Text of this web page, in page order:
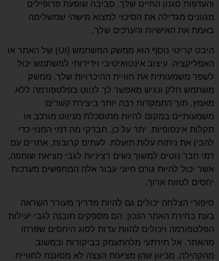
והעדפות סגנון החיים שלך. סביבה שופעת פרופילים
מגוונים מגדילה את הסיכוי למצוא מישהי שמשלימה
באמת את האישיות והערכים שלך.
היבט קריטי נוסף הוא ממשק המשתמש (UI) של האתר או
האפליקציה. עיצוב אינטואיטיבי וידידותי למשתמש יכול
לשפר משמעותית את חוויית ההיכרויות שלך. ממשק
משתמש חלק ונגיש מאפשר לך לנווט בפלטפורמה ללא
מאמץ, תוך התמקדות רבה יותר ביצירת קשרים
משמעותיים במקום להיות מתוסכלת מניווט מורכב או
תקלות אינסופיות. יתר על כן, תבדקי מה דמי המנוי כדי
להבין את ניתוח עלות תועלת. לעתים קרובות, אתרים עם
דמי חבר נוטים למשוך נשים רציניות לגבי מציאת שותפה,
אשר יכול להיות גורם חיוני עבור אלה המחפשים מערכות
יחסים לטווח ארוך.
סיפורי הצלחה יכולים גם להיות מדריך מעורר השראה
בעת בחירת האתר הנכון. הם מספקים תובנה לגבי יעילות
הפלטפורמה ויכולים להוות עדות לסוג היחסים שפרחו
מהאתר. אל תירתעי מלהתעמק בביקורות ובמשוב
מהקהילה, מכיוון שהן מציעות הצצה לא מסוננת לחוויית